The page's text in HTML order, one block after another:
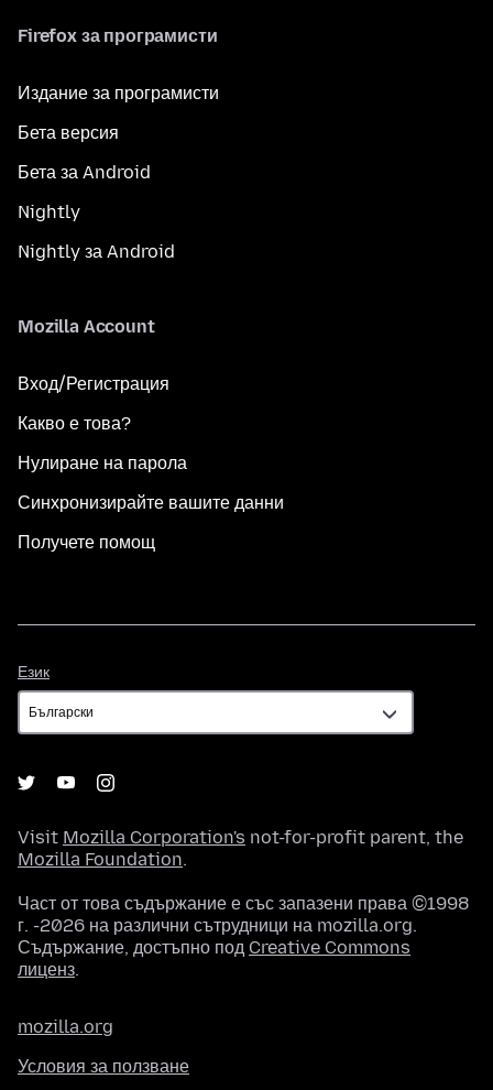
Firefox за програмисти
Издание за програмисти
Бета версия
Бета за Android
Nightly
Nightly за Android
Mozilla Account
Вход/Регистрация
Какво е това?
Нулиране на парола
Синхронизирайте вашите данни
Получете помощ
Език
Visit Mozilla Corporation's not-for-profit parent, the
Mozilla Foundation.
Част от това съдържание е със запазени права ©1998
г. -2026 на различни сътрудници на mozilla.org.
Съдържание, достъпно под Creative Commons
лиценз.
mozilla.org
Условия за ползване